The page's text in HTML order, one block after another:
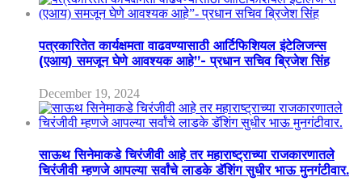
पत्रकारितेत कार्यक्षमता वाढवण्यासाठी आर्टिफिशियल इंटेलिजन्स
(एआय) समजून घेणे आवश्यक आहे”- प्रधान सचिव ब्रिजेश सिंह
December 19, 2024
साऊथ सिनेमाकडे चिरंजीवी आहे तर महाराष्ट्राच्या राजकारणातले
चिरंजीवी म्हणजे आपल्या सर्वांचे लाडके डॅशिंग सुधीर भाऊ मुनगंटीवार.